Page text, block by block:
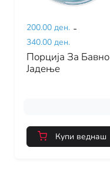
200.00 ден. -
340.00 ден.
Порција За Бавно
Јадење
Купи веднаш